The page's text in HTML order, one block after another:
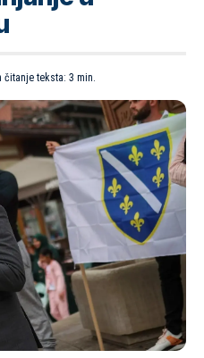
čitanje teksta: 3 min.